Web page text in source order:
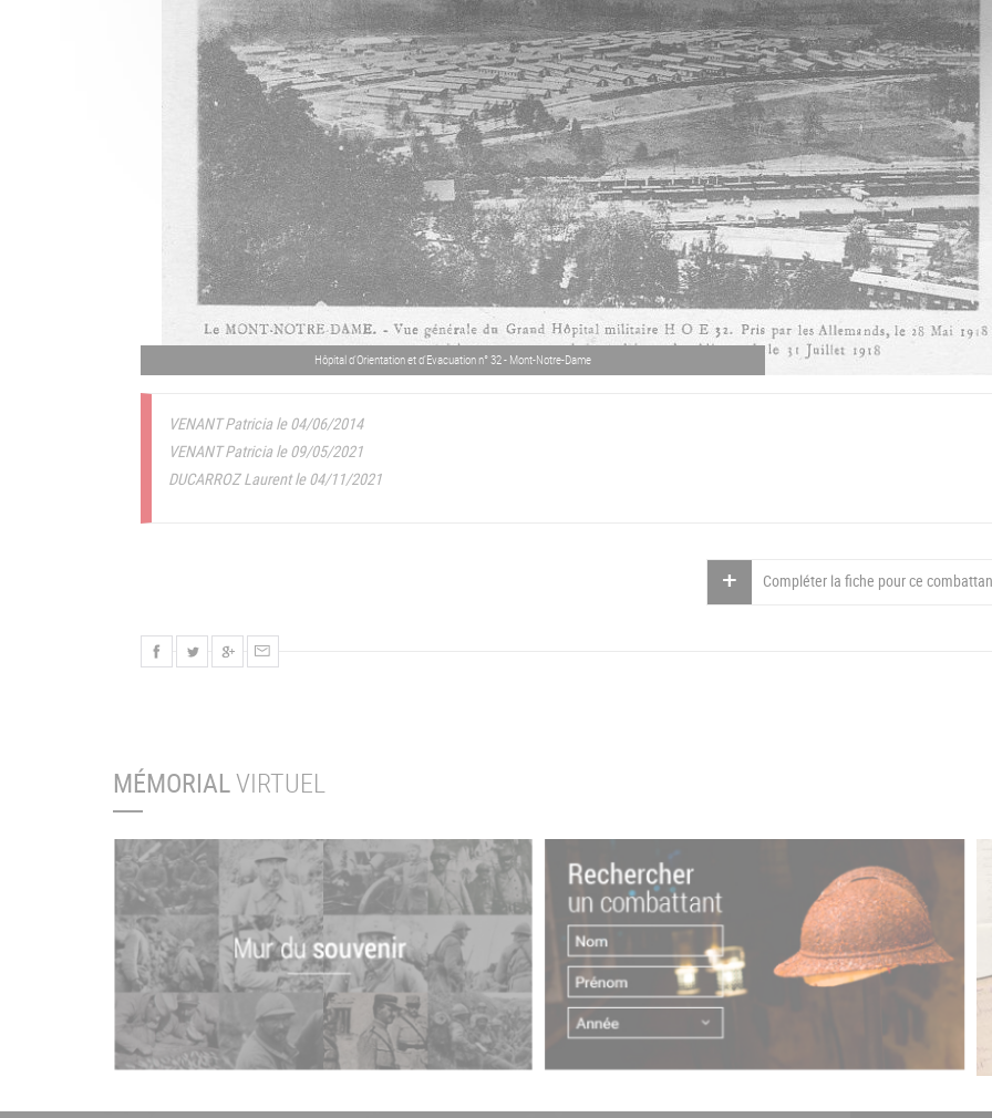
Hôpital d'Orientation et d'Evacuation n° 32 - Mont-Notre-Dame
VENANT Patricia le 04/06/2014
VENANT Patricia le 09/05/2021
DUCARROZ Laurent le 04/11/2021
Compléter la fiche pour ce
MÉMORIALVIRTUEL